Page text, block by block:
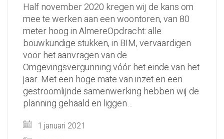
Half november 2020 kregen wij de kans om
mee te werken aan een woontoren, van 80
meter hoog in AlmereOpdracht: alle
bouwkundige stukken, in BIM, vervaardigen
voor het aanvragen van de
Omgevingsvergunning vóór het einde van het
jaar. Met een hoge mate van inzet en een
gestroomlijnde samenwerking hebben wij de
planning gehaald en liggen…
1 januari 2021